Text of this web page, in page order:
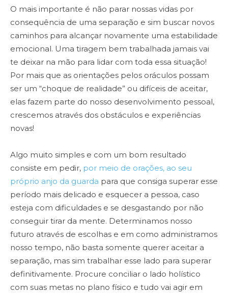
O mais importante é não parar nossas vidas por
consequência de uma separação e sim buscar novos
caminhos para alcançar novamente uma estabilidade
emocional. Uma tiragem bem trabalhada jamais vai
te deixar na mão para lidar com toda essa situação!
Por mais que as orientações pelos oráculos possam
ser um “choque de realidade” ou difíceis de aceitar,
elas fazem parte do nosso desenvolvimento pessoal,
crescemos através dos obstáculos e experiências
novas!
Algo muito simples e com um bom resultado
consiste em pedir, por meio de orações, ao seu
próprio anjo da guarda para que consiga superar esse
período mais delicado e esquecer a pessoa, caso
esteja com dificuldades e se desgastando por não
conseguir tirar da mente. Determinamos nosso
futuro através de escolhas e em como administramos
nosso tempo, não basta somente querer aceitar a
separação, mas sim trabalhar esse lado para superar
definitivamente. Procure conciliar o lado holístico
com suas metas no plano físico e tudo vai agir em